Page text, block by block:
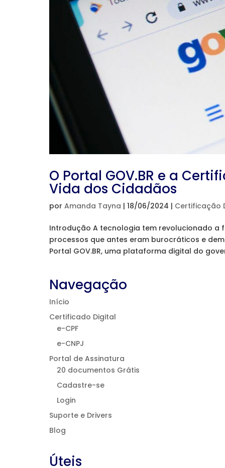
O Portal GOV.BR e a
Vida dos Cidadãos
por Amanda Tayna | 18/06/2024 | Certificação
Introdução A tecnologia tem revolucionado
processos que antes eram burocráticos e
Portal GOV.BR, uma plataforma digital do
Navegação
Início
Certificado Digital
e-CPF
e-CNPJ
Portal de Assinatura
20 documentos Grátis
Cadastre-se
Login
Suporte e Drivers
Blog
Úteis